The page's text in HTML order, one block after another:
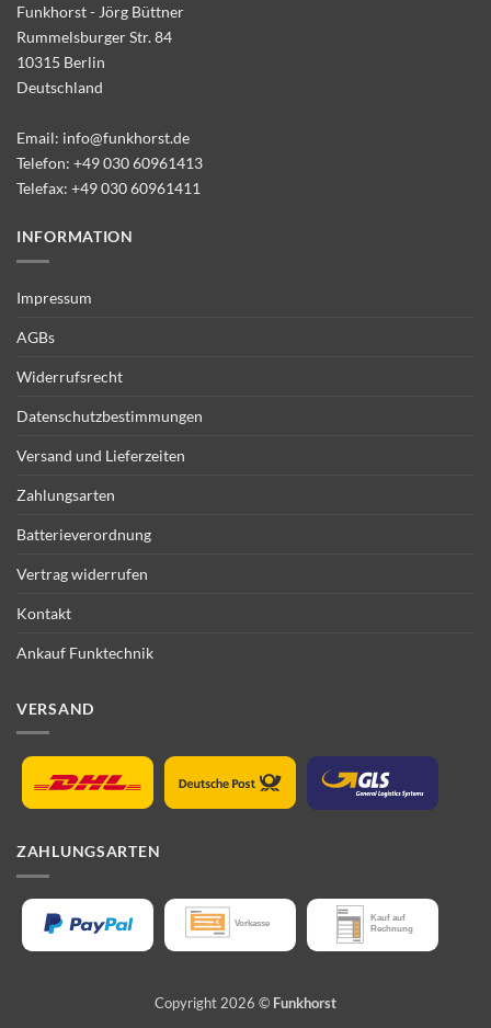
Funkhorst - Jörg Büttner
Rummelsburger Str. 84
10315 Berlin
Deutschland
Email: info@funkhorst.de
Telefon: +49 030 60961413
Telefax: +49 030 60961411
INFORMATION
Impressum
AGBs
Widerrufsrecht
Datenschutzbestimmungen
Versand und Lieferzeiten
Zahlungsarten
Batterieverordnung
Vertrag widerrufen
Kontakt
Ankauf Funktechnik
VERSAND
ZAHLUNGSARTEN
Copyright 2026 © Funkhorst